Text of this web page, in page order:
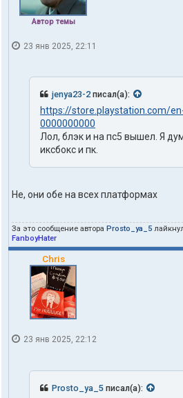
Автор темы
23 янв 2025, 22:11
jenya23-2писал(а):
https://store.playstation.com/
0000000000
Лол, блэк и на пс5 вышел. Я
иксбокс и пк.
Не, они обе на всех платформах
За это сообщение автора Prosto_ya_5
FanboyHater
Chris
23 янв 2025, 22:12
Prosto_ya_5 писал(а):